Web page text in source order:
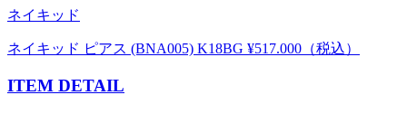
ネイキッド
ネイキッド ピアス (BNA005) K18BG ¥517.000（税込）
ITEM DETAIL